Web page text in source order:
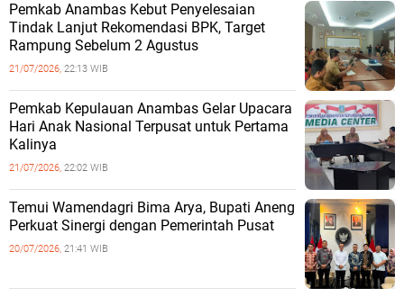
Pemkab Anambas Kebut Penyelesaian
Tindak Lanjut Rekomendasi BPK, Target
Rampung Sebelum 2 Agustus
21/07/2026, 22:13 WIB
Pemkab Kepulauan Anambas Gelar Upacara
Hari Anak Nasional Terpusat untuk Pertama
Kalinya
21/07/2026, 22:02 WIB
Temui Wamendagri Bima Arya, Bupati Aneng
Perkuat Sinergi dengan Pemerintah Pusat
20/07/2026, 21:41 WIB